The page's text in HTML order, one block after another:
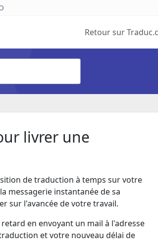
Retour sur
livrer une
de traduction à temps sur votre
messagerie instantanée de sa
sur l'avancée de votre travail.
en envoyant un mail à l'adresse
et votre nouveau délai de